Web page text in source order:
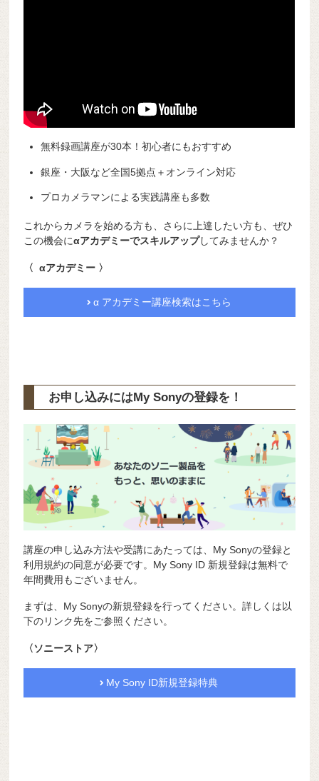
無料録画講座が30本！初心者にもおすすめ
銀座・大阪など全国5拠点＋オンライン対応
プロカメラマンによる実践講座も多数
これからカメラを始める方も、さらに上達したい方も、ぜひ
この機会にαアカデミーでスキルアップしてみませんか？
〈 αアカデミー 〉
α アカデミー講座検索はこちら
お申し込みにはMy Sonyの登録を！
講座の申し込み方法や受講にあたっては、My Sonyの登録と
利用規約の同意が必要です。My Sony ID 新規登録は無料で
年間費用もございません。
まずは、My Sonyの新規登録を行ってください。詳しくは以
下のリンク先をご参照ください。
〈ソニーストア〉
My Sony ID新規登録特典